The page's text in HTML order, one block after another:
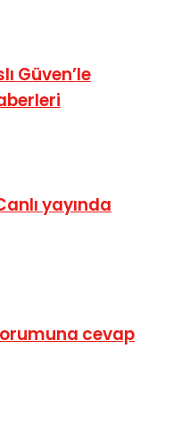
Güven’le
yayında
cevap